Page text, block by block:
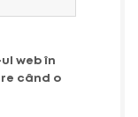
web în
când o